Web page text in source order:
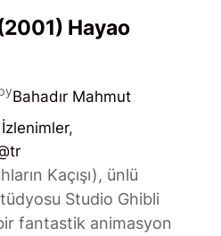
Hayao
Bahadır Mahmut
İzlenimler
Kaçışı), ünlü
Studio Ghibli
fantastik animasyon